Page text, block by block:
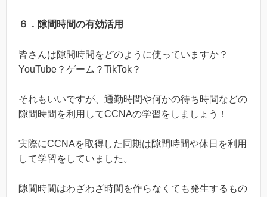
６．隙間時間の有効活用
皆さんは隙間時間をどのように使っていますか？
YouTube？ゲーム？TikTok？
それもいいですが、通勤時間や何かの待ち時間などの
隙間時間を利用してCCNAの学習をしましょう！
実際にCCNAを取得した同期は隙間時間や休日を利用
して学習をしていました。
隙間時間はわざわざ時間を作らなくても発生するもの